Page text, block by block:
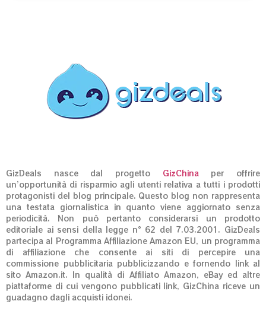
GizDeals nasce dal progetto GizChinaper offrire
un’opportunità di risparmio agli utenti relativa a tutti i prodotti
protagonisti del blog principale. Questo blog non rappresenta
una testata giornalistica in quanto viene aggiornato senza
periodicità. Non può pertanto considerarsi un prodotto
editoriale ai sensi della legge n° 62 del 7.03.2001. GizDeals
partecipa al Programma Affiliazione Amazon EU, un programma
di affiliazione che consente ai siti di percepire una
commissione pubblicitaria pubblicizzando e fornendo link al
sito Amazon.it. In qualità di Affiliato Amazon, eBay ed altre
piattaforme di cui vengono pubblicati link, GizChina riceve un
guadagno dagli acquisti idonei.